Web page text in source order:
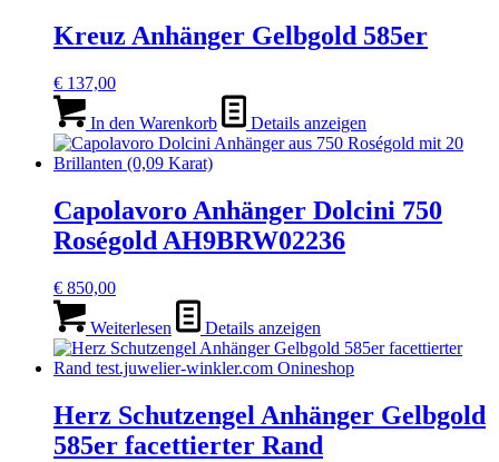
Kreuz Anhänger Gelbgold 585er
€ 137,00
In den Warenkorb Details anzeigen
Capolavoro Anhänger Dolcini 750
Roségold AH9BRW02236
€ 850,00
Weiterlesen Details anzeigen
Herz Schutzengel Anhänger Gelbgold
585er facettierter Rand